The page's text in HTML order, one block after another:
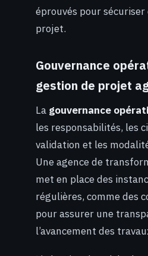
éprouvés pour
projet.
Gouvernance
gestion de projet
La gouvernance
les responsabilités, les
validation et les
Une agence de
met en place des
régulières, comme des
pour assurer une
l’avancement des